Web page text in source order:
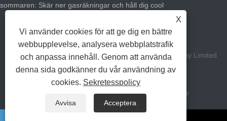
sommaren: Skär ner gasräkningar och håll dig cool
Hur stor gasvärmare värme behöver du?
Copyright Zhongshan Gastek Home Appliance Company Limited
alla rättigheter reserverade.
RSS XML Privacy Policy
X
Vi använder cookies för att ge dig en bättre
webbupplevelse, analysera webbplatstrafik
och anpassa innehåll. Genom att använda
denna sida godkänner du vår användning av
cookies. Sekretesspolicy
Avvisa Acceptera